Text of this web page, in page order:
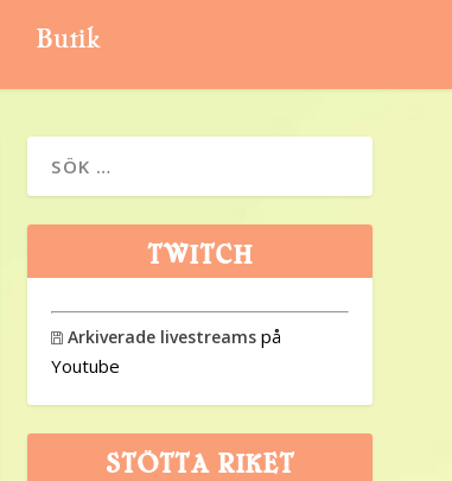
Butik
TWITCH
 Arkiverade livestreams på
Youtube
STÖTTA RIKET